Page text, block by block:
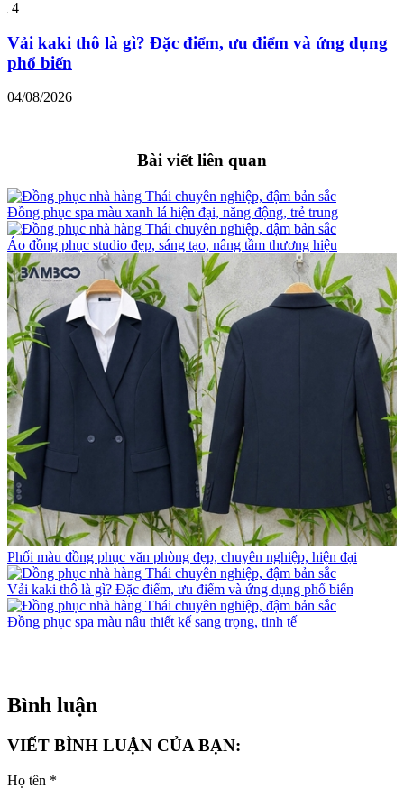
4
Vải kaki thô là gì? Đặc điểm, ưu điểm và ứng dụng
phổ biến
04/08/2026
Bài viết liên quan
Đồng phục spa màu xanh lá hiện đại, năng động, trẻ trung
Áo đồng phục studio đẹp, sáng tạo, nâng tầm thương hiệu
Phối màu đồng phục văn phòng đẹp, chuyên nghiệp, hiện đại
Vải kaki thô là gì? Đặc điểm, ưu điểm và ứng dụng phổ biến
Đồng phục spa màu nâu thiết kế sang trọng, tinh tế
Bình luận
VIẾT BÌNH LUẬN CỦA BẠN:
Họ tên *